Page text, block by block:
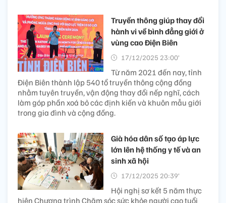
Truyền thông giúp thay đổi
hành vi về bình đẳng giới ở
vùng cao Điện Biên
17/12/2025 23:00’
Từ năm 2021 đến nay, tỉnh
Điện Biên thành lập 540 tổ truyền thông cộng đồng
nhằm tuyên truyền, vận động thay đổi nếp nghĩ, cách
làm góp phần xoá bỏ các định kiến và khuôn mẫu giới
trong gia đình và cộng đồng.
Già hóa dân số tạo áp lực
lớn lên hệ thống y tế và an
sinh xã hội
17/12/2025 20:39’
Hội nghị sơ kết 5 năm thực
hiện Chương trình Chăm sóc sức khỏe người cao tuổi